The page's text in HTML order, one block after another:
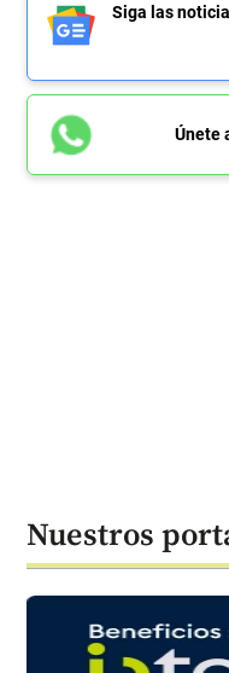
Siga las
Únete
Nuestros